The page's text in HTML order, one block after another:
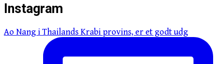
Instagram
Ao Nang i Thailands Krabi provins, er et godt udg